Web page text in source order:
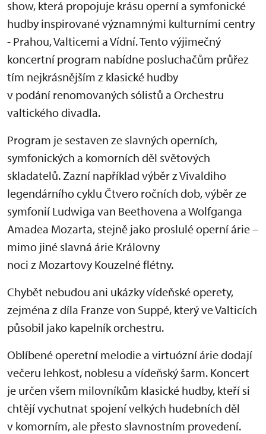
show, která propojuje krásu operní a symfonické
hudby inspirované významnými kulturními centry
- Prahou, Valticemi a Vídní. Tento výjimečný
koncertní program nabídne posluchačům průřez
tím nejkrásnějším z klasické hudby
v podání renomovaných sólistů a Orchestru
valtického divadla.
Program je sestaven ze slavných operních,
symfonických a komorních děl světových
skladatelů. Zazní například výběr z Vivaldiho
legendárního cyklu Čtvero ročních dob, výběr ze
symfonií Ludwiga van Beethovena a Wolfganga
Amadea Mozarta, stejně jako proslulé operní árie –
mimo jiné slavná árie Královny
noci z Mozartovy Kouzelné flétny.
Chybět nebudou ani ukázky vídeňské operety,
zejména z díla Franze von Suppé, který ve Valticích
působil jako kapelník orchestru.
Oblíbené operetní melodie a virtuózní árie dodají
večeru lehkost, noblesu a vídeňský šarm. Koncert
je určen všem milovníkům klasické hudby, kteří si
chtějí vychutnat spojení velkých hudebních děl
v komorním, ale přesto slavnostním provedení.